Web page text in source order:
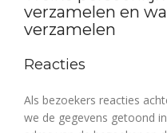
verzamelen en
verzamelen
Reacties
Als bezoekers reacties
we de gegevens getoond